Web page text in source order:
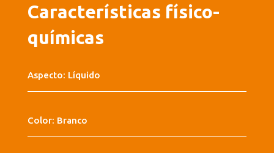
Características físico-
químicas
Aspecto: Líquido
Color: Branco